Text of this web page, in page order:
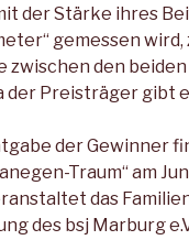
der Stärke ihres
gemessen
zwischen den
der Preisträger gibt
der Gewinner
Traum“ am
das
des bsj Marburg